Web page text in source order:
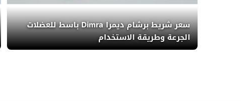
سعر شريط برشام ديمرا Dimra باسط للعضلات
الجرعة وطريقة الاستخدام